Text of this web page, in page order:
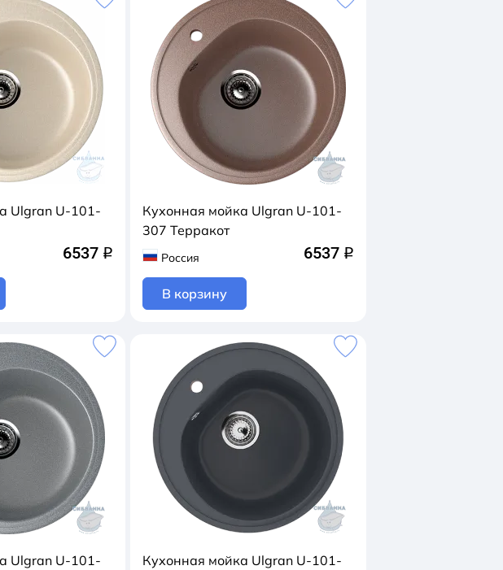
Ulgran U-101-
6537 q
Кухонная мойка Ulgran U-101-
307 Терракот
Россия 6537 q
В корзину
Ulgran U-101-
Кухонная мойка Ulgran U-101-